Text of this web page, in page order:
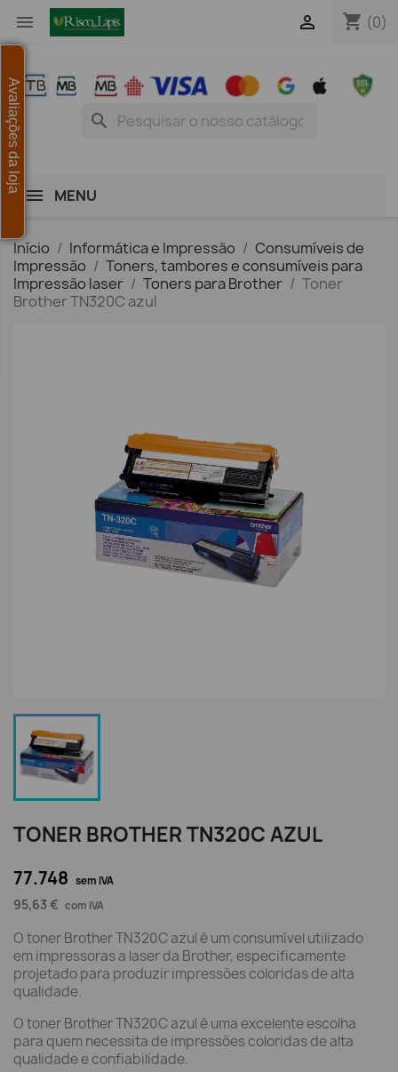
 shopping_cart (0)

search
MENU
Início Informática e Impressão
Consumíveis de
Impressão
Toners, tambores e consumíveis para
Impressão laser
Toners para Brother
Toner
Brother TN320C azul
TONER BROTHER TN320C AZUL
77.748 sem IVA
95,63 € com IVA
O toner Brother TN320C azul é um consumível utilizado
em impressoras a laser da Brother, especificamente
projetado para produzir impressões coloridas de alta
qualidade.
O toner Brother TN320C azul é uma excelente escolha
para quem necessita de impressões coloridas de alta
qualidade e confiabilidade.
Avaliações da loja